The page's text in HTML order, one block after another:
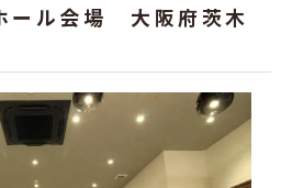
ール会場 大阪府茨木